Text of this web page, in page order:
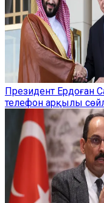
Президент Ердоған
телефон арқылы